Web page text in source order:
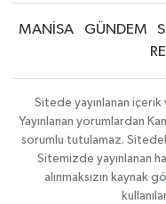
MANİSA GÜNDEM
Sitede yayınlanan
Yayınlanan yorumlardan
sorumlu tutulamaz.
Sitemizde yayınlanan
alınmaksızın kaynak